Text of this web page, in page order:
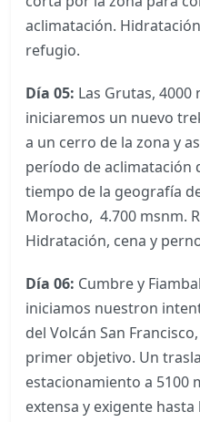
aclimatación.
refugio.
Día 05: Las Grutas, 4000
iniciaremos un nuevo
a un cerro de la zona y
período de aclimatación
tiempo de la geografía
Morocho, 4.700 msnm.
Hidratación, cena y
Día 06: Cumbre y
iniciamos nuestron
del Volcán San
primer objetivo. Un
estacionamiento a 5100
extensa y exigente